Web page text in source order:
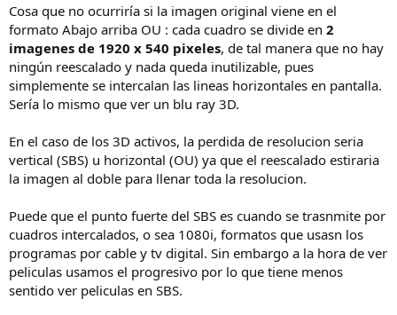
Cosa que no ocurriría si la imagen original viene en el
formato Abajo arriba OU : cada cuadro se divide en 2
imagenes de 1920 x 540 pixeles, de tal manera que no hay
ningún reescalado y nada queda inutilizable, pues
simplemente se intercalan las lineas horizontales en pantalla.
Sería lo mismo que ver un blu ray 3D.
En el caso de los 3D activos, la perdida de resolucion seria
vertical (SBS) u horizontal (OU) ya que el reescalado estiraria
la imagen al doble para llenar toda la resolucion.
Puede que el punto fuerte del SBS es cuando se trasnmite por
cuadros intercalados, o sea 1080i, formatos que usasn los
programas por cable y tv digital. Sin embargo a la hora de ver
peliculas usamos el progresivo por lo que tiene menos
sentido ver peliculas en SBS.